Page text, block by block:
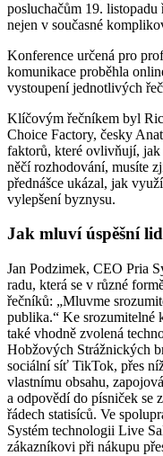
posluchačům 19.
nejen v současné
Konference určená pro
komunikace proběhla
vystoupení jednotlivých
Klíčovým řečníkem byl
Choice Factory, česky
faktorů, které ovlivňují, jak
něčí rozhodování, musíte
přednášce ukázal, jak
vylepšení byznysu.
Jak mluví úspěšní
Jan Podzimek, CEO Pria
radu, která se v různé
řečníků: „Mluvme
publika.“ Ke srozumitelné
také vhodně zvolená
Hobžových Strážnických
sociální síť TikTok, přes
vlastnímu obsahu,
a odpovědí do písniček se
řádech statisíců. Ve
Systém technologii Live
zákazníkovi při nákupu